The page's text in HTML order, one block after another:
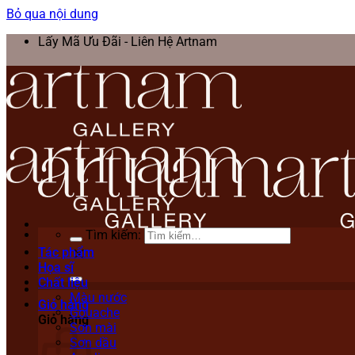
Bỏ qua nội dung
Lấy Mã Ưu Đãi - Liên Hệ Artnam
Tìm kiếm:
Giỏ hàng
Giỏ hàng
Tác phẩm
Họa sĩ
Chất liệu
Màu nước
Gouache
Sơn mài
Sơn dầu